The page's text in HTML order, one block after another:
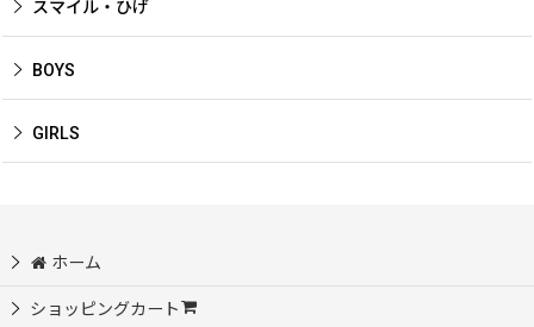
スマイル・ひげ
BOYS
GIRLS
ホーム
ショッピングカート